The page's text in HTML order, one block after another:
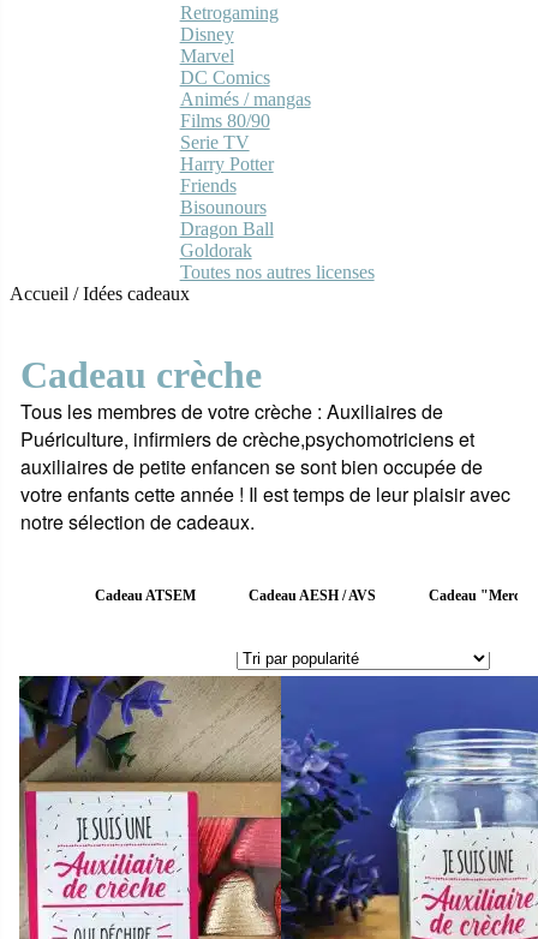
Retrogaming
Disney
Marvel
DC Comics
Animés / mangas
Films 80/90
Serie TV
Harry Potter
Friends
Bisounours
Dragon Ball
Goldorak
Toutes nos autres licenses
Accueil /Idées cadeaux
Cadeau crèche
Tous les membres de votre crèche : Auxiliaires de
Puériculture, infirmiers de crèche,psychomotriciens et
auxiliaires de petite enfancen se sont bien occupée de
votre enfants cette année ! Il est temps de leur plaisir avec
notre sélection de cadeaux.
Cadeau ATSEM Cadeau AESH / AVS Cadeau "Merci